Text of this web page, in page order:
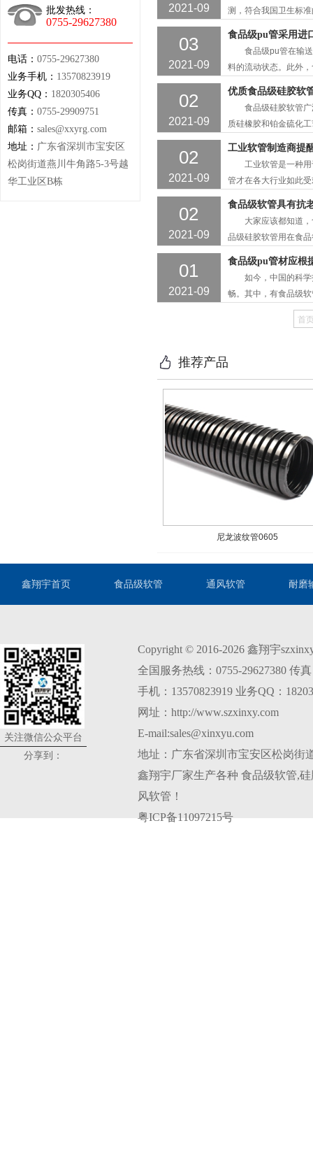
批发热线：
0755-29627380
电话： 0755-29627380
业务手机： 13570823919
业务QQ： 1820305406
传真： 0755-29909751
邮箱： sales@xxyrg.com
地址： 广东省深圳市宝安区
松岗街道燕川牛角路5-3号越
华工业区B栋
2021-09
测，符合我国卫生标
到食品行业!事实上，
的要求，一起详细了
03
2021-09
食品级pu管采用进
食品级pu管在输送
料的流动状态。此外
都会遇到这样的问题
02
2021-09
优质食品级硅胶软
食品级硅胶软管广
质硅橡胶和铂金硫化
品行业的物料运输!但
02
2021-09
工业软管制造商提
工业软管是一种用
管才在各大行业如此
02
2021-09
食品级软管具有抗
大家应该都知道，
品级硅胶软管用在食
抗老化、耐高温、高
品加工的，所以要求
01
2021-09
食品级pu管材应根
如今，中国的科学
畅。其中，有食品级
和乳制品行业。但是
不同的健康行业应
首
推荐产品
尼龙波纹管0605
鑫翔宇首页 食品级软管 通风软管 耐磨
关注微信公众平台
分享到：
Copyright © 2016-2026 鑫翔宇
全国服务热线：0755-29627380 传
手机：13570823919 业务QQ：
网址：http://www.szxinxy.com
E-mail:sales@xinxyu.com
地址：广东省深圳市宝安区松岗街
鑫翔宇厂家生产各种 食品级软管,
风软管 ！
粤ICP备11097215号